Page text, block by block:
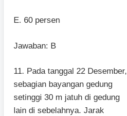
E. 60 persen
Jawaban: B
11. Pada tanggal 22 Desember,
sebagian bayangan gedung
setinggi 30 m jatuh di gedung
lain di sebelahnya. Jarak